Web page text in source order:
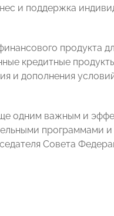
и поддержка
продукта
кредитные
и дополнения
одним важным и
программами и
Совета